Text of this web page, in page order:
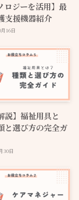
ロジーを活用】最
支援機器紹介
16日
説】福祉用具と
と選び方の完全ガ
30日